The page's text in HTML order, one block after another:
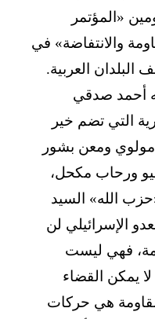
«المؤتمر
والانتفاضة» في
البلدان العربية.
أحمد صدقي
التي تضم خير
ومعن بشور
ورحاب مكحل،
الله» السيد
الإسرائيلي لن
فهي ليست
يمكن القضاء
هي حركات